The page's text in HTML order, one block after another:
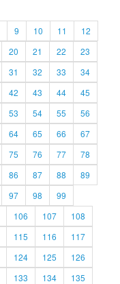
9 10 11
12
20 21 22
23
31 32 33
34
42 43 44
45
53 54 55
56
64 65 66
67
75 76 77
78
86 87 88
89
97 98
99
106 107
108
115 116
117
124 125
126
133 134
135